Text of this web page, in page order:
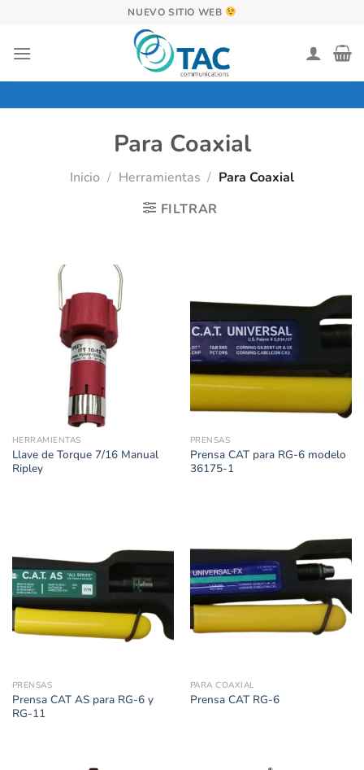
contenido
NUEVO SITIO WEB
Para Coaxial
Inicio / Herramientas / Para Coaxial
FILTRAR
HERRAMIENTAS
Llave de Torque 7/16 Manual
Ripley
PRENSAS
Prensa CAT para RG-6 modelo
36175-1
PRENSAS
Prensa CAT AS para RG-6 y
RG-11
PARA COAXIAL
Prensa CAT RG-6